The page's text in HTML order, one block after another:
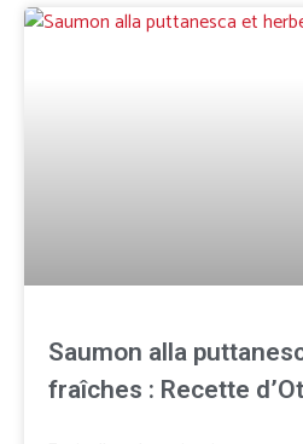
Saumon alla
fraîches : Recette